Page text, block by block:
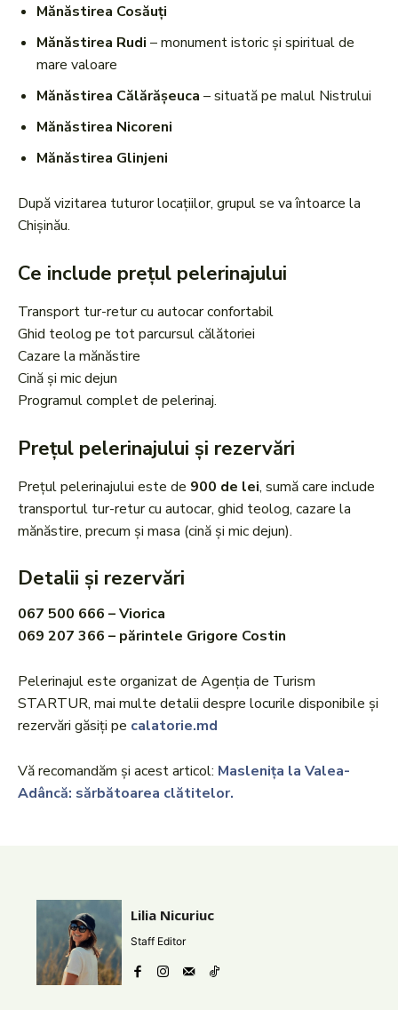
Mănăstirea Cosăuți
Mănăstirea Rudi – monument istoric și spiritual de
mare valoare
Mănăstirea Călărășeuca – situată pe malul Nistrului
Mănăstirea Nicoreni
Mănăstirea Glinjeni
După vizitarea tuturor locațiilor, grupul se va întoarce la
Chișinău.
Ce include prețul pelerinajului
Transport tur-retur cu autocar confortabil
Ghid teolog pe tot parcursul călătoriei
Cazare la mănăstire
Cină și mic dejun
Programul complet de pelerinaj.
Prețul pelerinajului și rezervări
Prețul pelerinajului este de 900 de lei, sumă care include
transportul tur-retur cu autocar, ghid teolog, cazare la
mănăstire, precum și masa (cină și mic dejun).
Detalii și rezervări
067 500 666 – Viorica
069 207 366 – părintele Grigore Costin
Pelerinajul este organizat de Agenția de Turism
STARTUR, mai multe detalii despre locurile disponibile și
rezervări găsiți pe calatorie.md
Vă recomandăm și acest articol: Maslenița la Valea-
Adâncă: sărbătoarea clătitelor.
Lilia Nicuriuc
Staff Editor